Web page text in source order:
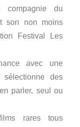
du
son non moins
Festival Les
avec une
sélectionne des
parler, seul ou
rares tous